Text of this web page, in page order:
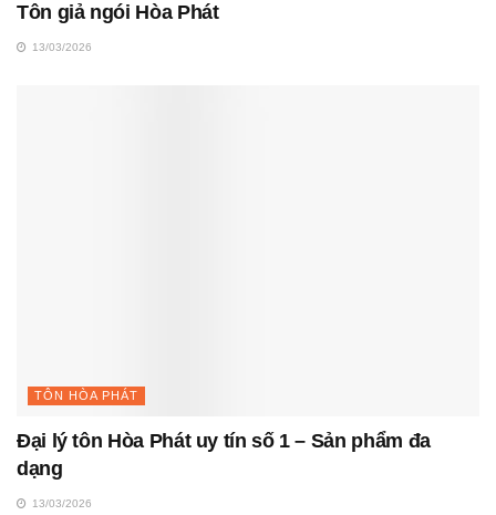
Tôn giả ngói Hòa Phát
13/03/2026
TÔN HÒA PHÁT
Đại lý tôn Hòa Phát uy tín số 1 – Sản phẩm đa
dạng
13/03/2026